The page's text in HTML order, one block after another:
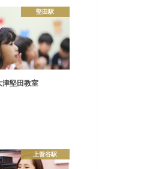
堅田駅
津堅田教室
上菅谷駅